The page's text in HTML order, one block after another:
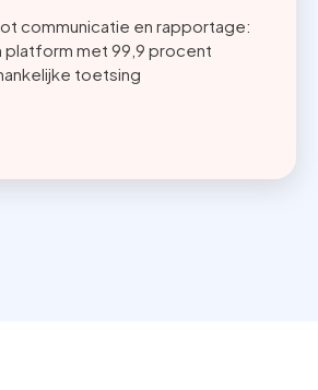
communicatie en rapportage:
platform met 99,9 procent
toetsing